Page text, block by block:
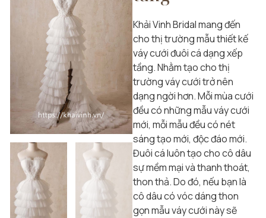
Khải Vinh Bridal mang đến
cho thị trường mẫu thiết kế
váy cưới đuôi cá dạng xếp
tầng. Nhằm tạo cho thị
trường váy cưới trở nên
dạng ngời hơn. Mỗi mùa cưới
đều có những mẫu váy cưới
mới, mỗi mẫu đều có nét
sáng tạo mới, độc đáo mới.
Đuôi cá luôn tạo cho cô dâu
sự mềm mại và thanh thoát,
thon thả. Do đó, nếu bạn là
cô dâu có vóc dáng thon
gọn mẫu váy cưới này sẽ